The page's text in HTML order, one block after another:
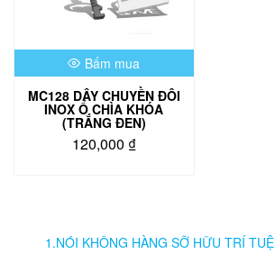
Bấm mua
MC128 DÂY CHUYỀN ĐÔI
INOX Ổ CHÌA KHÓA
(TRẮNG ĐEN)
120,000 ₫
1.NÓI KHÔNG HÀNG SỠ HỮU TRÍ TUỆ